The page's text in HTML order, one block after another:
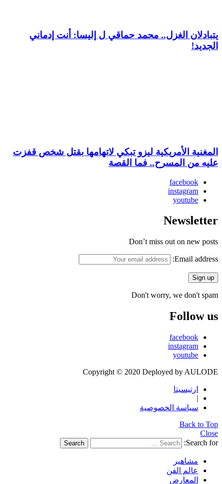
يتبادلان الغزل.. محمد حماقي ل إليسا: أنت إدماني
الجديد!
المغنية الأمريكية ليزو تبكي لاتهامها بقتل شخص قفزت
عليه من المسرح.. فما القصة
facebook
instagram
youtube
Newsletter
Don’t miss out on new posts
Email address:
Don't worry, we don't spam
Follow us
facebook
instagram
youtube
Copyright © 2020 Deployed by AULODE
ارتيسيتا
|
سياسة الخصوصية
Back to Top
Close
Search for:
Search
مشاهير
عالم الفن
المعارض